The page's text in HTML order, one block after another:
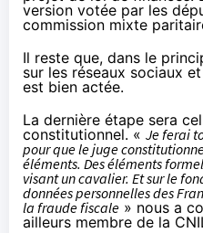
version votée par les
commission mixte
Il reste que, dans le
sur les réseaux sociaux
est bien actée.
La dernière étape sera
constitutionnel. « Je ferai
pour que le juge
éléments. Des éléments
visant un cavalier. Et sur le
données personnelles des
la fraude fiscale » nous a
ailleurs membre de la